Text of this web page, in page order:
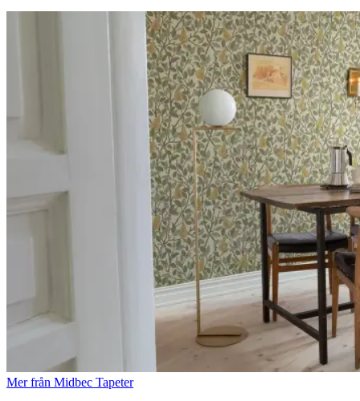
Mer från Midbec Tapeter